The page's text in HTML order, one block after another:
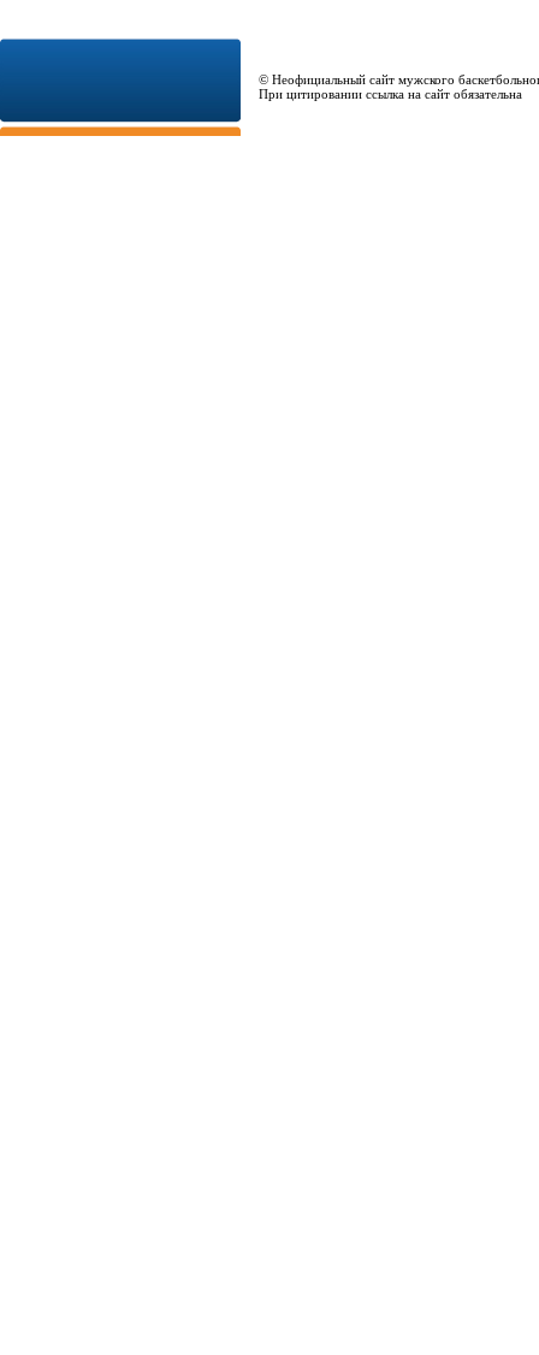
© Неофициальный сайт мужского
При цитировании ссылка на сайт обязательна